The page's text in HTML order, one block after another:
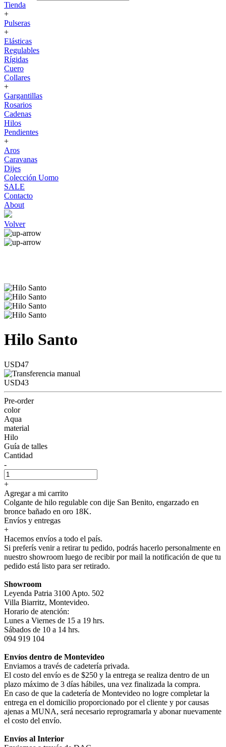
Tienda
+
Pulseras
+
Elásticas
Regulables
Rígidas
Cuero
Collares
+
Gargantillas
Rosarios
Cadenas
Hilos
Pendientes
+
Aros
Caravanas
Dijes
Colección Uomo
SALE
Contacto
About
Volver
Hilo Santo
USD47
USD43
Pre-order
color
Aqua
material
Hilo
Guía de talles
Cantidad
-
+
Agregar a mi carrito
Colgante de hilo regulable con dije San Benito, engarzado en
bronce bañado en oro 18K.
Envíos y entregas
+
Hacemos envíos a todo el país.
Si preferís venir a retirar tu pedido, podrás hacerlo personalmente en
nuestro showroom luego de recibir por mail la notificación de que tu
pedido está listo para ser retirado.
Showroom
Leyenda Patria 3100 Apto. 502
Villa Biarritz, Montevideo.
Horario de atención:
Lunes a Viernes de 15 a 19 hrs.
Sábados de 10 a 14 hrs.
094 919 104
Envíos dentro de Montevideo
Enviamos a través de cadetería privada.
El costo del envío es de $250 y la entrega se realiza dentro de un
plazo máximo de 3 días hábiles, una vez finalizada la compra.
En caso de que la cadetería de Montevideo no logre completar la
entrega en el domicilio proporcionado por el cliente y por causas
ajenas a MUNA, será necesario reprogramarla y abonar nuevamente
el costo del envío.
Envíos al Interior